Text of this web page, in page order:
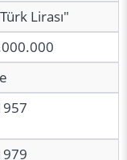
Lirası"